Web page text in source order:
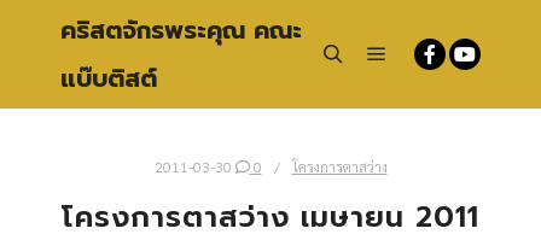
คริสตจักรพระคุณ คณะ
แบ๊บติสต์
2011-03-30 0 โครงการตาสว่าง
โครงการตาสว่าง เมษายน 2011